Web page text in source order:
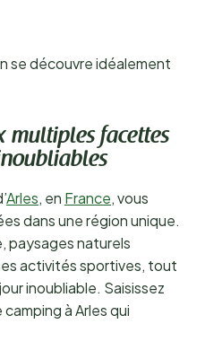
se découvre idéalement
multiples facettes
Arles, en France, vous
dans une région unique.
paysages naturels
activités sportives, tout
inoubliable. Saisissez
à Arles qui